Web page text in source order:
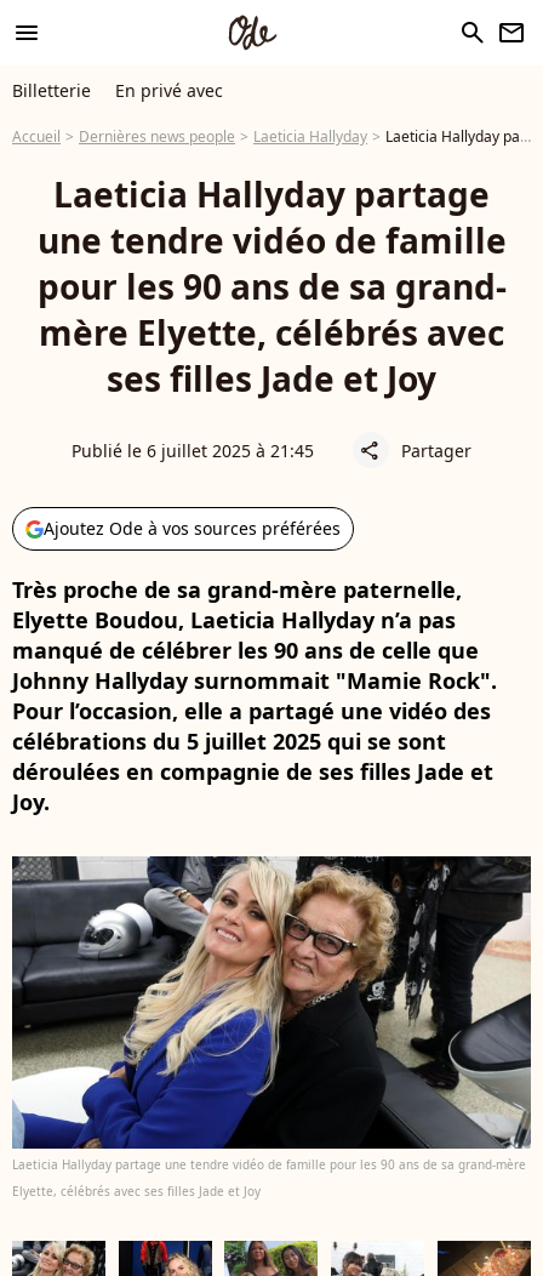
menu search newsletter
Billetterie En privé avec
Accueil Dernières news people Laeticia Hallyday Laeticia Hallyday partage une tendre vidéo de famille pour les 90 ans de sa grand-mère Elyette, célébrés avec ses filles Jade et Joy
Laeticia Hallyday partage
une tendre vidéo de famille
pour les 90 ans de sa grand-
mère Elyette, célébrés avec
ses filles Jade et Joy
Publié le 6 juillet 2025 à 21:45 share Partager
Ajoutez Ode à vos sources préférées
Très proche de sa grand-mère paternelle,
Elyette Boudou, Laeticia Hallyday n’a pas
manqué de célébrer les 90 ans de celle que
Johnny Hallyday surnommait "Mamie Rock".
Pour l’occasion, elle a partagé une vidéo des
célébrations du 5 juillet 2025 qui se sont
déroulées en compagnie de ses filles Jade et
Joy.
Laeticia Hallyday partage une tendre vidéo de famille pour les 90 ans de sa grand-mère
Elyette, célébrés avec ses filles Jade et Joy